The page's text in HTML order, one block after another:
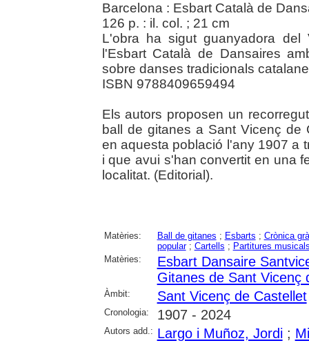
Barcelona : Esbart Català de
126 p. : il. col. ; 21 cm
L'obra ha sigut guanyadora
l'Esbart Català de Dansaires
sobre danses tradicionals
ISBN 9788409659494
Els autors proposen un
ball de gitanes a Sant Vicenç de
en aquesta població l'any 1907 a
i que avui s'han convertit en una
localitat. (Editorial).
Matèries: Ball de gitanes ; Esbarts ; Crònica
popular; Cartells ; Partitures
Matèries:
Esbart Dansaire
Gitanes de Sant Vicenç
Àmbit: Sant Vicenç de Castellet
Cronologia: 1907 - 2024
Autors add.: Largo i Muñoz, Jordi;